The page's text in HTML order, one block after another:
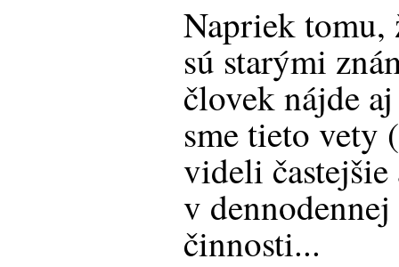
Napriek
sú starými
človek nájde
sme tieto vety
videli
v
činnosti...